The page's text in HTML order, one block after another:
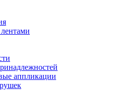
аппликации